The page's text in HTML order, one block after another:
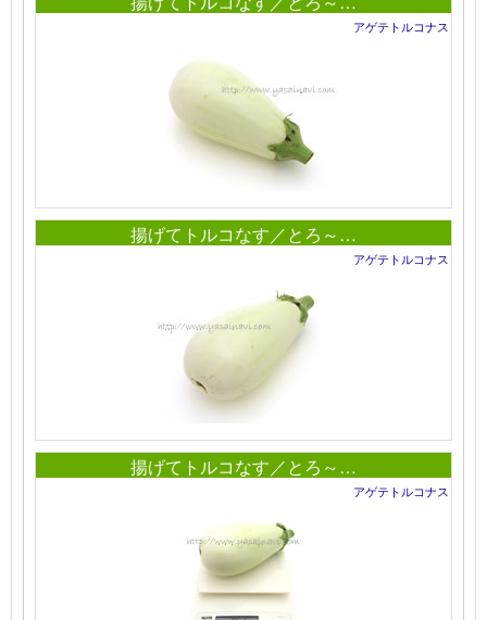
アゲテトルコナス
揚げてトルコなす／とろ～…
アゲテトルコナス
揚げてトルコなす／とろ～…
アゲテトルコナス